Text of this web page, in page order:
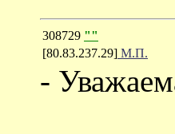
308729 ""
[80.83.237.29] М.П.
-